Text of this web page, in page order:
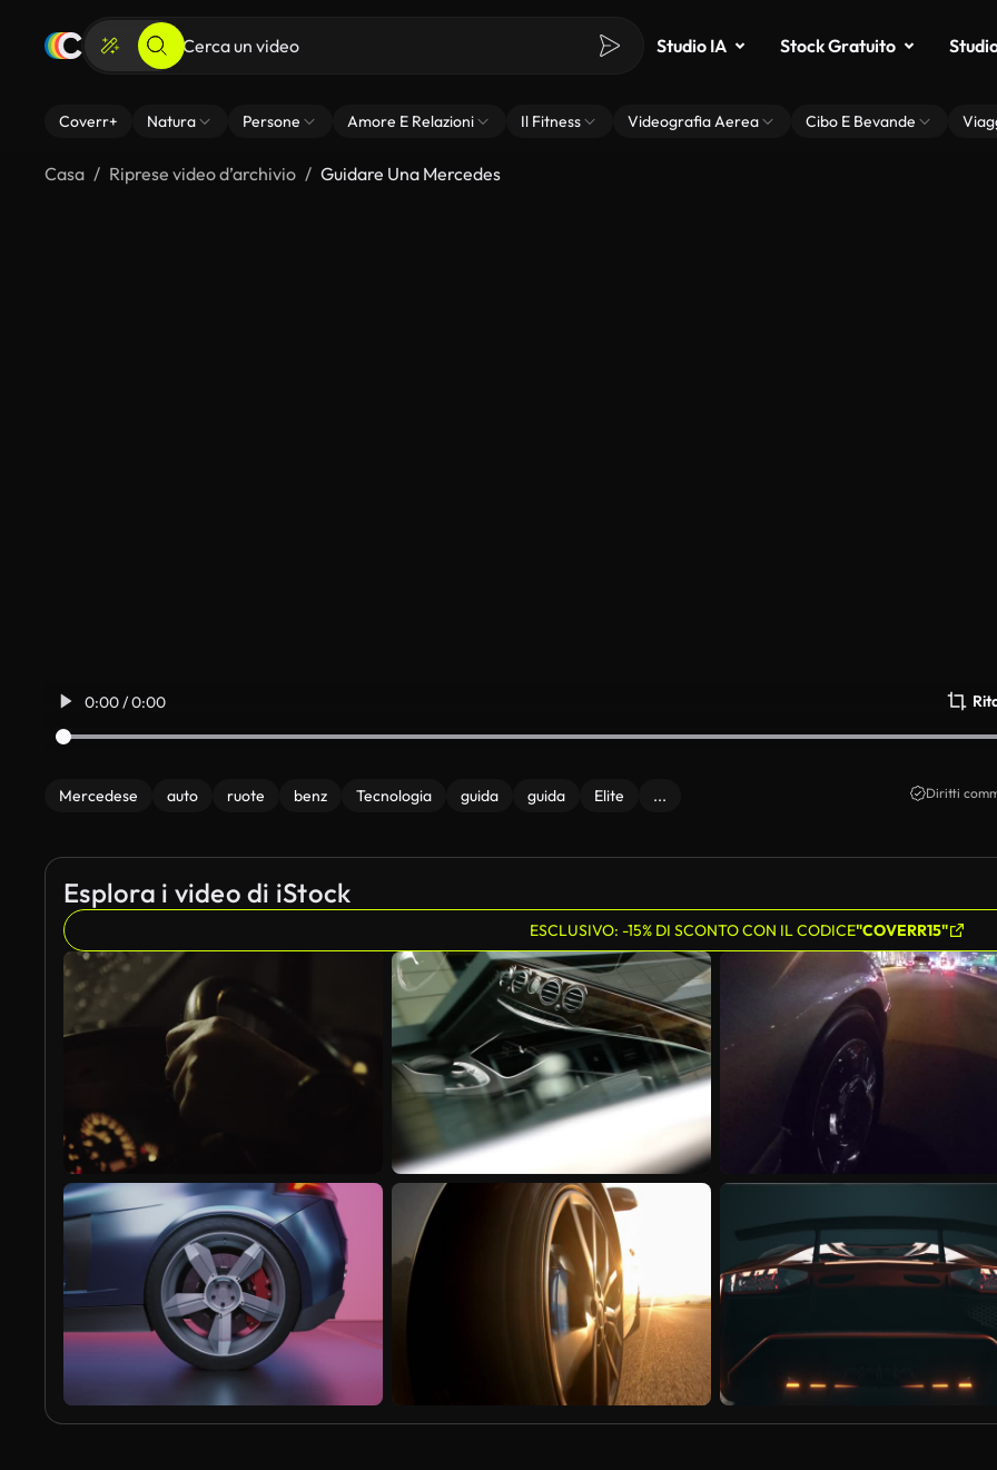
Studio IA Stock Gratuito
Coverr+ Natura Persone Amore E Relazioni Il Fitness Videografia Aerea Cibo E Bevande
Casa Riprese video d’archivio Guidare Una Mercedes
0:00 / 0:00
Mercedese auto ruote benz Tecnologia guida guida Elite ... Diritti
Esplora i video di iStock
ESCLUSIVO: -15% DI SCONTO CON IL CODICE"COVERR15"